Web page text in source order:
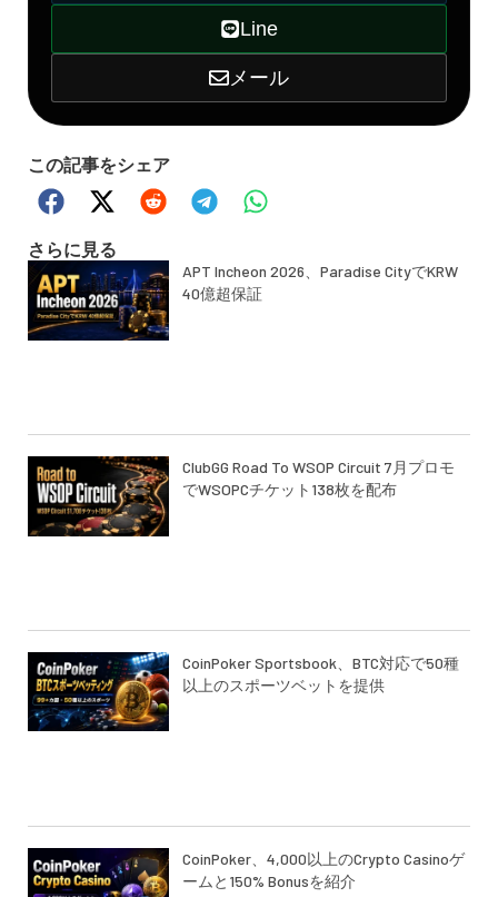
Line
メール
この記事をシェア
さらに見る
APT Incheon 2026、Paradise CityでKRW
40億超保証
ClubGG Road To WSOP Circuit 7月プロモ
でWSOPCチケット138枚を配布
CoinPoker Sportsbook、BTC対応で50種
以上のスポーツベットを提供
CoinPoker、4,000以上のCrypto Casinoゲ
ームと150% Bonusを紹介